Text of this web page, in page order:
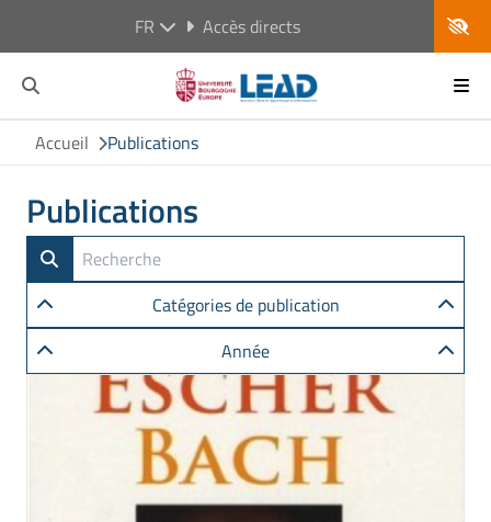
FR Accès directs
Accueil Publications
Publications
Catégories de publication
Année